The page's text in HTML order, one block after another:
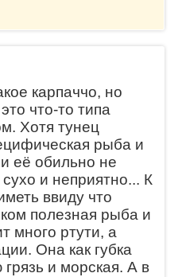
карпаччо, но
что-то типа
Хотя тунец
рыба и
её обильно не
и неприятно... К
ввиду что
полезная рыба и
много ртути, а
Она как губка
и морская. А в